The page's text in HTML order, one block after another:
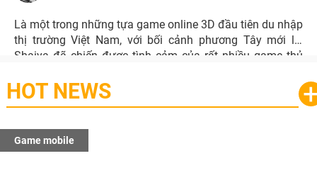
Là một trong những tựa game online 3D đầu tiên du nhập
thị trường Việt Nam, với bối cảnh phương Tây mới lạ,
Shaiya đã chiến được tình cảm của rất nhiều game thủ
HOT NEWS
Game mobile